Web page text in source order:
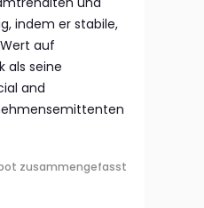
indem er stabile,
auf
als seine
and
zusammengefasst